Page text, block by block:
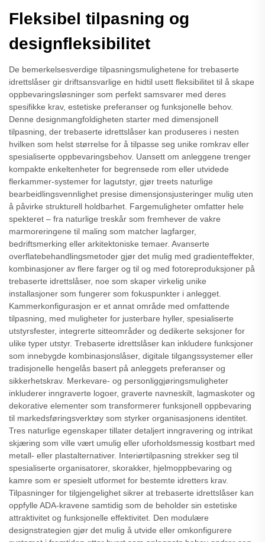
Fleksibel tilpasning og
designfleksibilitet
De bemerkelsesverdige tilpasningsmulighetene for trebaserte
idrettslåser gir driftsansvarlige en hidtil usett fleksibilitet til å skape
oppbevaringsløsninger som perfekt samsvarer med deres
spesifikke krav, estetiske preferanser og funksjonelle behov.
Denne designmangfoldigheten starter med dimensjonell
tilpasning, der trebaserte idrettslåser kan produseres i nesten
hvilken som helst størrelse for å tilpasse seg unike romkrav eller
spesialiserte oppbevaringsbehov. Uansett om anleggene trenger
kompakte enkeltenheter for begrensede rom eller utvidede
flerkammer-systemer for lagutstyr, gjør treets naturlige
bearbeidlingsvennlighet presise dimensjonsjusteringer mulig uten
å påvirke strukturell holdbarhet. Fargemuligheter omfatter hele
spekteret – fra naturlige treskår som fremhever de vakre
marmoreringene til maling som matcher lagfarger,
bedriftsmerking eller arkitektoniske temaer. Avanserte
overflatebehandlingsmetoder gjør det mulig med gradienteffekter,
kombinasjoner av flere farger og til og med fotoreproduksjoner på
trebaserte idrettslåser, noe som skaper virkelig unike
installasjoner som fungerer som fokuspunkter i anlegget.
Kammerkonfigurasjon er et annat område med omfattende
tilpasning, med muligheter for justerbare hyller, spesialiserte
utstyrsfester, integrerte sitteområder og dedikerte seksjoner for
ulike typer utstyr. Trebaserte idrettslåser kan inkludere funksjoner
som innebygde kombinasjonslåser, digitale tilgangssystemer eller
tradisjonelle hengelås basert på anleggets preferanser og
sikkerhetskrav. Merkevare- og personliggjøringsmuligheter
inkluderer inngraverte logoer, graverte navneskilt, lagmaskoter og
dekorative elementer som transformerer funksjonell oppbevaring
til markedsføringsverktøy som styrker organisasjonens identitet.
Tres naturlige egenskaper tillater detaljert inngravering og intrikat
skjæring som ville vært umulig eller uforholdsmessig kostbart med
metall- eller plastalternativer. Interiørtilpasning strekker seg til
spesialiserte organisatorer, skorakker, hjelmoppbevaring og
kamre som er spesielt utformet for bestemte idretters krav.
Tilpasninger for tilgjengelighet sikrer at trebaserte idrettslåser kan
oppfylle ADA-kravene samtidig som de beholder sin estetiske
attraktivitet og funksjonelle effektivitet. Den modulære
designstrategien gjør det mulig å utvide eller omkonfigurere